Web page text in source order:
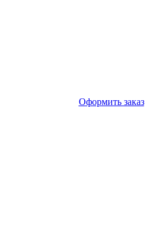
Оформить заказ